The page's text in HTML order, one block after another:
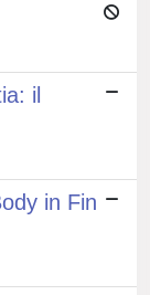
il
in Fin